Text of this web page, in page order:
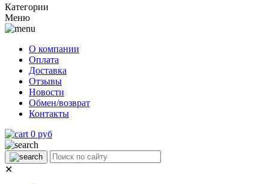
Категории
Меню
О компании
Оплата
Доставка
Отзывы
Новости
Обмен/возврат
Контакты
0 руб
✕